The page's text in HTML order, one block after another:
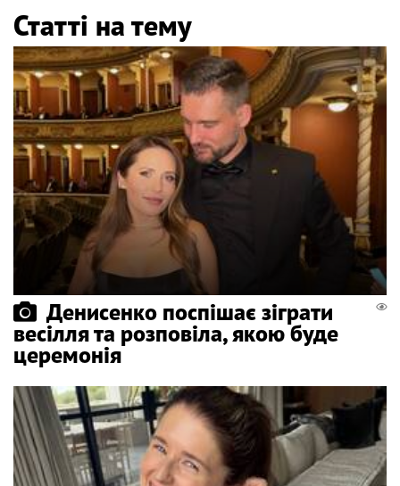
Статті на тему
Денисенко поспішає зіграти
весілля та розповіла, якою буде
церемонія